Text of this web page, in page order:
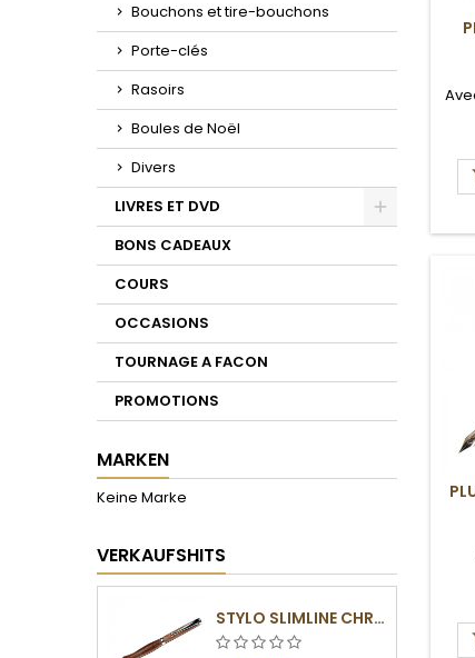
Bouchons et tire-bouchons
Porte-clés
Rasoirs
Boules de Noël
Divers
LIVRES ET DVD
BONS CADEAUX
COURS
OCCASIONS
TOURNAGE A FACON
PROMOTIONS
MARKEN
Keine Marke
VERKAUFSHITS
STYLO SLIMLINE CHROMÉ